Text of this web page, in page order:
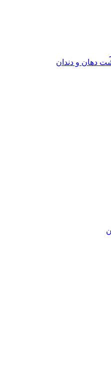
دهان و دندان